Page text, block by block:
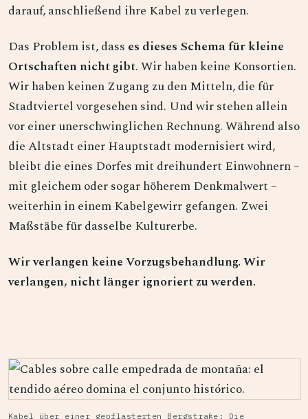
darauf, anschließend ihre Kabel zu verlegen.
Das Problem ist, dass es dieses Schema für kleine
Ortschaften nicht gibt. Wir haben keine Konsortien.
Wir haben keinen Zugang zu den Mitteln, die für
Stadtviertel vorgesehen sind. Und wir stehen allein
vor einer unerschwinglichen Rechnung. Während also
die Altstadt einer Hauptstadt modernisiert wird,
bleibt die eines Dorfes mit dreihundert Einwohnern –
mit gleichem oder sogar höherem Denkmalwert –
weiterhin in einem Kabelgewirr gefangen. Zwei
Maßstäbe für dasselbe Kulturerbe.
Wir verlangen keine Vorzugsbehandlung. Wir
verlangen, nicht länger ignoriert zu werden.
Kabel über einer gepflasterten Bergstraße: Die